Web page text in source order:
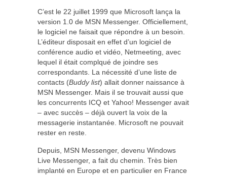
C’est le 22 juillet 1999 que Microsoft lança la
version 1.0 de MSN Messenger. Officiellement,
le logiciel ne faisait que répondre à un besoin.
L’éditeur disposait en effet d’un logiciel de
conférence audio et vidéo, Netmeeting, avec
lequel il était complqué de joindre ses
correspondants. La nécessité d’une liste de
contacts (Buddy list) allait donner naissance à
MSN Messenger. Mais il se trouvait aussi que
les concurrents ICQ et Yahoo! Messenger avait
– avec succès – déjà ouvert la voix de la
messagerie instantanée. Microsoft ne pouvait
rester en reste.
Depuis, MSN Messenger, devenu Windows
Live Messenger, a fait du chemin. Très bien
implanté en Europe et en particulier en France